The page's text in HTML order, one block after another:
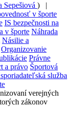
Sepešiová ) |
v športe
IS bezpečnosti na
v športe Náhrada
Násilie a
Organizovanie
Právne
a právo Športová
služba
verejných
zákonov